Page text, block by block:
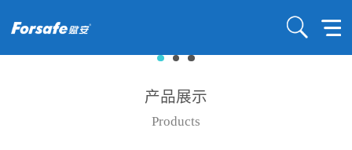
产品展示
Products